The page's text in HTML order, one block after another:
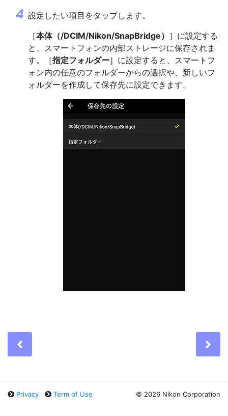
設定したい項目をタップします。
［本体（/DCIM/Nikon/SnapBridge） ］に設定する
と、スマートフォンの内部ストレージに保存されま
す。［指定フォルダー］に設定すると、スマートフ
ォン内の任意のフォルダーからの選択や、新しいフ
ォルダーを作成して保存先に設定できます。
Privacy Term of Use © 2026 Nikon Corporation